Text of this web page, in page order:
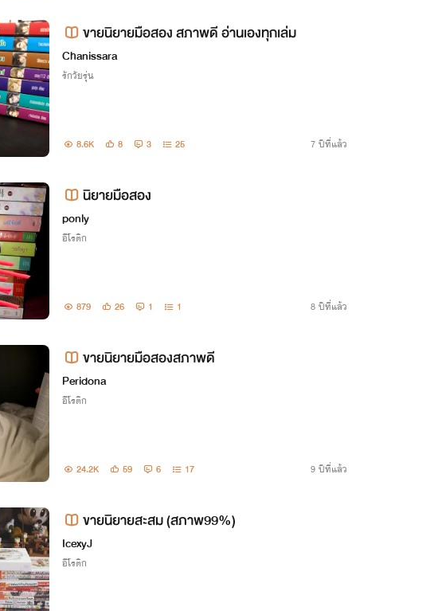
ขายนิยายมือสอง สภาพดี อ่านเองทุกเล่ม
Chanissara
รักวัยรุ่น
8.6K 8 3 25 7 ปีที่แล้ว
นิยายมือสอง
ponly
อีโรติก
879 26 1 1 8 ปีที่แล้ว
ขายนิยายมือสองสภาพดี
Peridona
อีโรติก
24.2K 59 6 17 9 ปีที่แล้ว
ขายนิยายสะสม (สภาพ99%)
IcexyJ
อีโรติก